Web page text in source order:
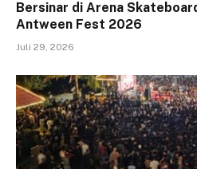
Bersinar di Arena
Antween Fest 2026
Juli 29, 2026